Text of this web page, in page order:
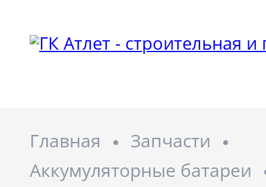
Главная
Запчасти
Аккумуляторные батареи